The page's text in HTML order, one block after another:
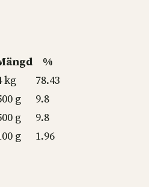
%
kg
78.43
g
9.8
g
9.8
g 1.96